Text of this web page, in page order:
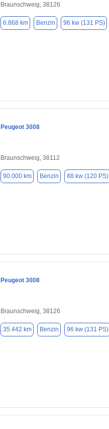
Braunschweig, 38126
6.868 km Benzin 96 kw (131 PS)
Peugeot 3008
Braunschweig, 38112
90.000 km Benzin 88 kw (120 PS)
Peugeot 3008
Braunschweig, 38126
35.442 km Benzin 96 kw (131 PS)